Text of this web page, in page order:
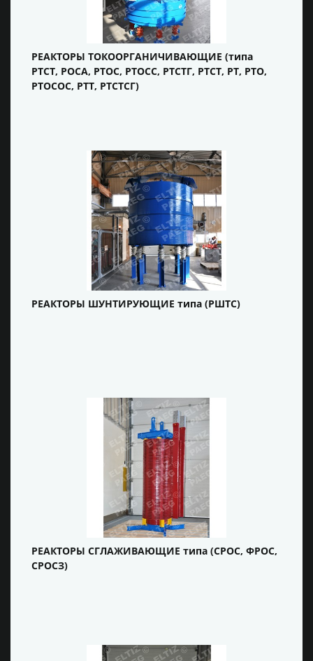
РЕАКТОРЫ ТОКООРГАНИЧИВАЮЩИЕ (типа
РТСТ, РОСА, РТОС, РТОСС, РТСТГ, РТСТ, РТ, РТО,
РТОСОС, РТТ, РТСТСГ)
РЕАКТОРЫ ШУНТИРУЮЩИЕ типа (РШТС)
РЕАКТОРЫ СГЛАЖИВАЮЩИЕ типа (СРОС, ФРОС,
СРОСЗ)